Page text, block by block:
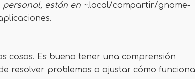
están en ~.local/compartir/gnome-
cosas. Es bueno tener una comprensión
resolver problemas o ajustar cómo funciona